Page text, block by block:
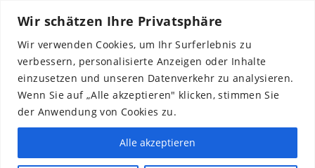
Wir schätzen Ihre Privatsphäre
Wir verwenden Cookies, um Ihr Surferlebnis zu
verbessern, personalisierte Anzeigen oder Inhalte
einzusetzen und unseren Datenverkehr zu analysieren.
Wenn Sie auf „Alle akzeptieren" klicken, stimmen Sie
der Anwendung von Cookies zu.
Alle akzeptieren
Email
Indem Du fortfährst, akzeptierst Du unsere
Datenschutzerklärung.